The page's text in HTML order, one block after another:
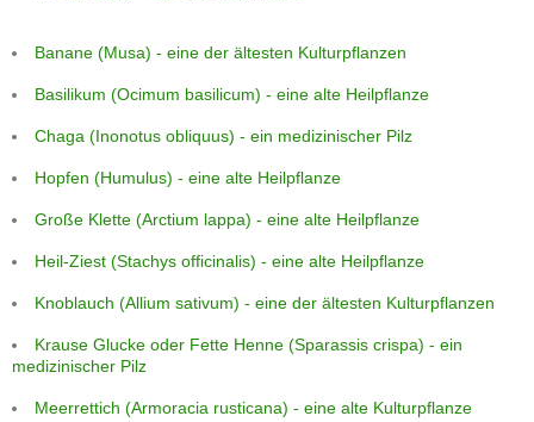
Banane (Musa) - eine der ältesten Kulturpflanzen
Basilikum (Ocimum basilicum) - eine alte Heilpflanze
Chaga (Inonotus obliquus) - ein medizinischer Pilz
Hopfen (Humulus) - eine alte Heilpflanze
Große Klette (Arctium lappa) - eine alte Heilpflanze
Heil-Ziest (Stachys officinalis) - eine alte Heilpflanze
Knoblauch (Allium sativum) - eine der ältesten Kulturpflanzen
Krause Glucke oder Fette Henne (Sparassis crispa) - ein
medizinischer Pilz
Meerrettich (Armoracia rusticana) - eine alte Kulturpflanze